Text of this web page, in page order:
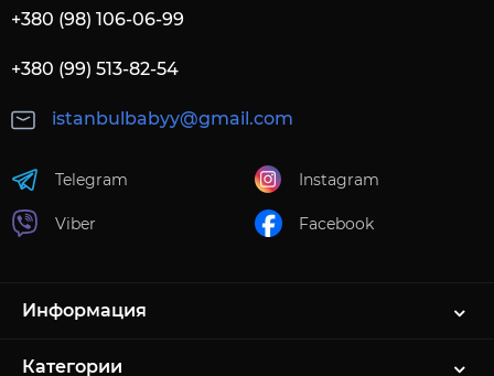
+380 (98) 106-06-99
+380 (99) 513-82-54
istanbulbabyy@gmail.com
Telegram
Viber
Instagram
Facebook
Информация
Категории